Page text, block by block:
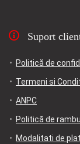
Suport
Politică de
Termeni si
ANPC
Politică de
Modalitati de